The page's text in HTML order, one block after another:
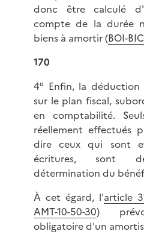
donc être calculé
compte de la durée
biens à amortir (BOI-
170
4° Enfin, la déduction
sur le plan fiscal,
en comptabilité.
réellement effectués
dire ceux qui sont
écritures, sont
détermination du
À cet égard, l'article
AMT-10-50-30)
obligatoire d'un